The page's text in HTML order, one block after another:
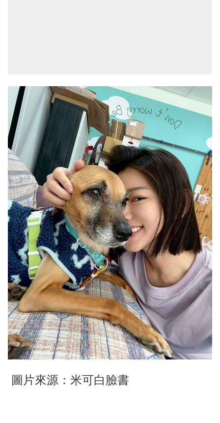
圖片來源：米可白臉書